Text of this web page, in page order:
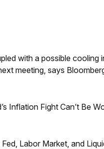
with a possible
meeting, says
Inflation Fight Can’t Be
Labor Market, and